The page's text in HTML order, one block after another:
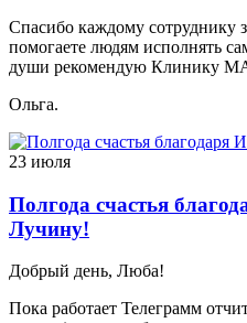
Спасибо каждому сотруднику
помогаете людям исполнять
души рекомендую Клинику
Ольга.
23 июля
Полгода счастья
Лучину!
Добрый день, Люба!
Пока работает Телеграмм